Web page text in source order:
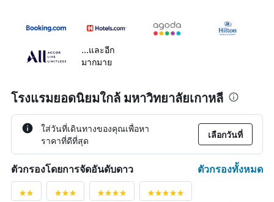
...และอีก
มากมาย
โรงแรมยอดนิยมใกล้ มหาวิทยาลัยเกาหลี
ใส่วันที่เดินทางของคุณเพื่อหา
ราคาที่ดีที่สุด
เลือกวันที่
ตัวกรองโดยการจัดอันดับดาว ตัวกรองทั้งหมด